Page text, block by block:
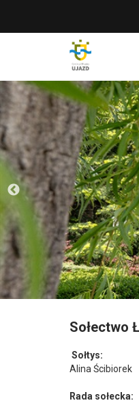
Sołectwo
Sołtys:
Alina Ścibiorek
Rada sołecka: